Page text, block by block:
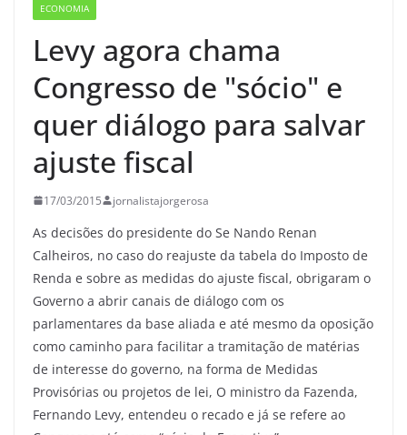
ECONOMIA
Levy agora chama
Congresso de "sócio" e
quer diálogo para salvar
ajuste fiscal
17/03/2015 jornalistajorgerosa
As decisões do presidente do Se Nando Renan
Calheiros, no caso do reajuste da tabela do Imposto de
Renda e sobre as medidas do ajuste fiscal, obrigaram o
Governo a abrir canais de diálogo com os
parlamentares da base aliada e até mesmo da oposição
como caminho para facilitar a tramitação de matérias
de interesse do governo, na forma de Medidas
Provisórias ou projetos de lei, O ministro da Fazenda,
Fernando Levy, entendeu o recado e já se refere ao